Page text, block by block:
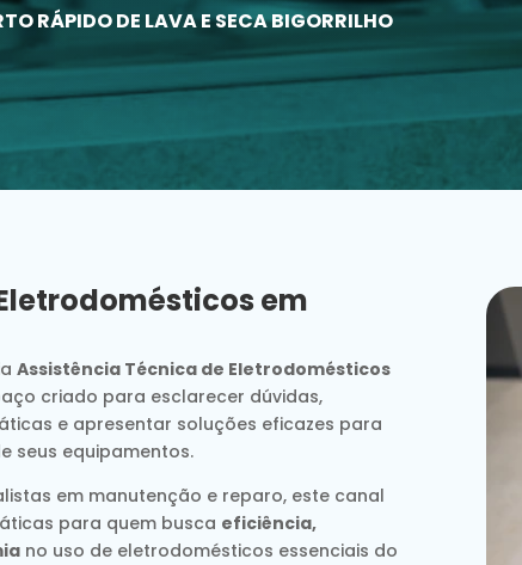
RÁPIDO DE LAVA E SECA BIGORRILHO
em
Assistência Técnica de Eletrodomésticos
criado para esclarecer dúvidas,
e apresentar soluções eficazes para
seus equipamentos.
em manutenção e reparo, este canal
para quem busca eficiência,
no uso de eletrodomésticos essenciais do